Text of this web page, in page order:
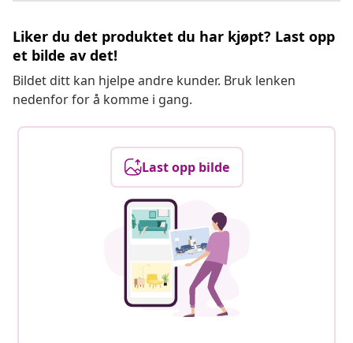
Liker du det produktet du har kjøpt? Last opp
et bilde av det!
Bildet ditt kan hjelpe andre kunder. Bruk lenken
nedenfor for å komme i gang.
Last opp bilde